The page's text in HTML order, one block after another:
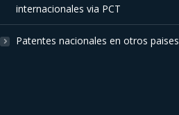
internacionales via PCT
Patentes nacionales en otros paises